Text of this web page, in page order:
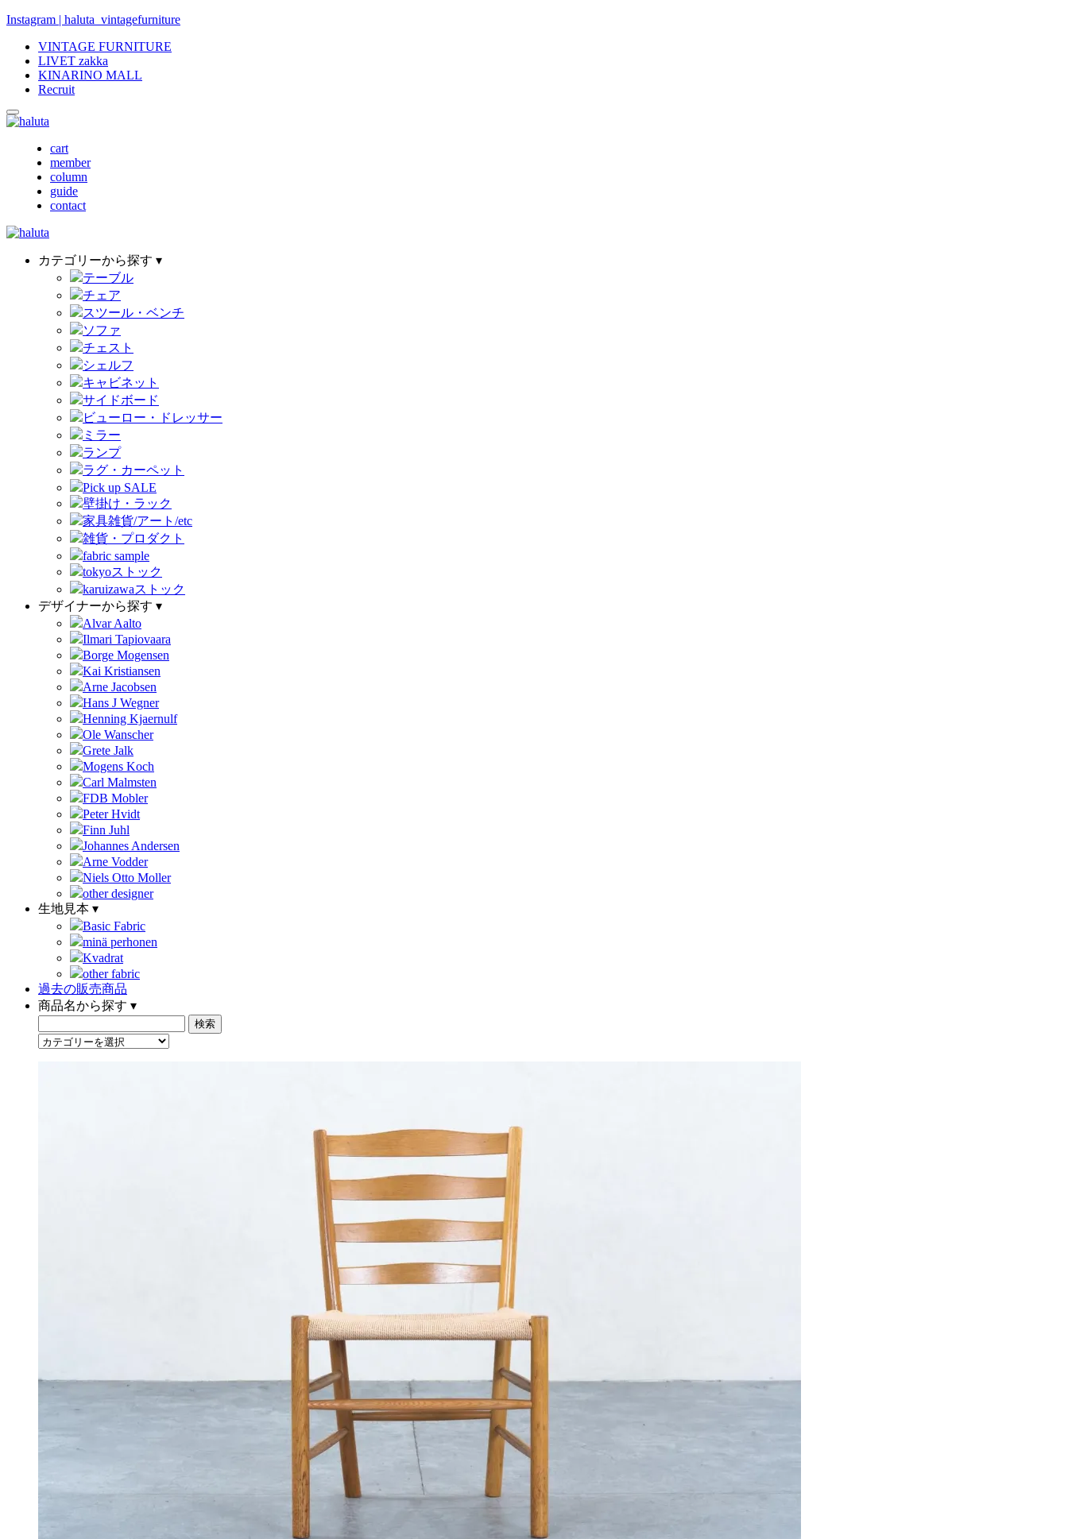
Instagram | haluta_vintagefurniture
VINTAGE FURNITURE
LIVET zakka
KINARINO MALL
Recruit
cart
member
column
guide
contact
カテゴリーから探す ▾
テーブル
チェア
スツール・ベンチ
ソファ
チェスト
シェルフ
キャビネット
サイドボード
ビューロー・ドレッサー
ミラー
ランプ
ラグ・カーペット
Pick up SALE
壁掛け・ラック
家具雑貨/アート/etc
雑貨・プロダクト
fabric sample
tokyoストック
karuizawaストック
デザイナーから探す ▾
Alvar Aalto
Ilmari Tapiovaara
Borge Mogensen
Kai Kristiansen
Arne Jacobsen
Hans J Wegner
Henning Kjaernulf
Ole Wanscher
Grete Jalk
Mogens Koch
Carl Malmsten
FDB Mobler
Peter Hvidt
Finn Juhl
Johannes Andersen
Arne Vodder
Niels Otto Moller
other designer
生地見本 ▾
Basic Fabric
minä perhonen
Kvadrat
other fabric
過去の販売商品
商品名から探す ▾